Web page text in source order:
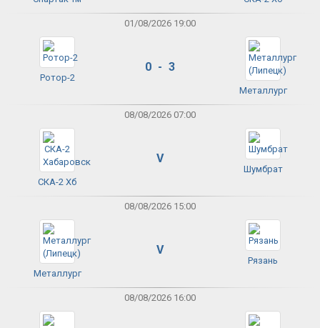
01/08/2026 19:00
Ротор-2
0 - 3
Металлург
08/08/2026 07:00
СКА-2 Хб
V
Шумбрат
08/08/2026 15:00
Металлург
V
Рязань
08/08/2026 16:00